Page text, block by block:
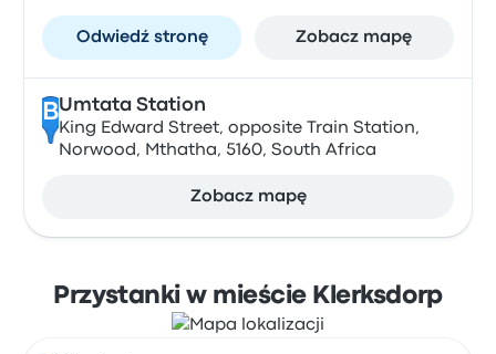
Odwiedź stronę Zobacz mapę
BUmtata Station
King Edward Street, opposite Train Station,
Norwood, Mthatha, 5160, South Africa
Zobacz mapę
Przystanki w mieście Klerksdorp